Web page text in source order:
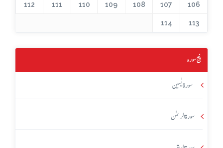
106
107
108
109
110
111
112
113
114
پنج سورہ
سورۃ یٰسین
سورۃ الرحمٰن